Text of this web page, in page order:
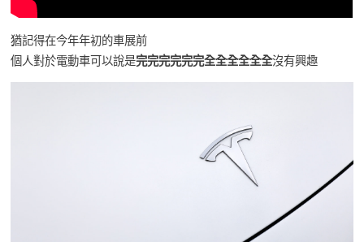
猶記得在今年年初的車展前
個人對於電動車可以說是完完完完完完全全全全全全沒有興趣